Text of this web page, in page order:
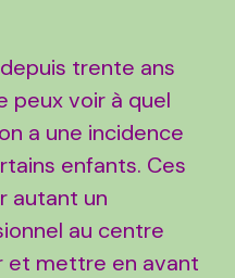
trente ans
peux voir à quel
a une incidence
enfants. Ces
autant un
au centre
et mettre en avant